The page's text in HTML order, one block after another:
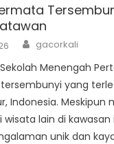
Author
gacorkali
Menengah
yang
Indonesia. Meskipun
lain di kawasan
unik dan